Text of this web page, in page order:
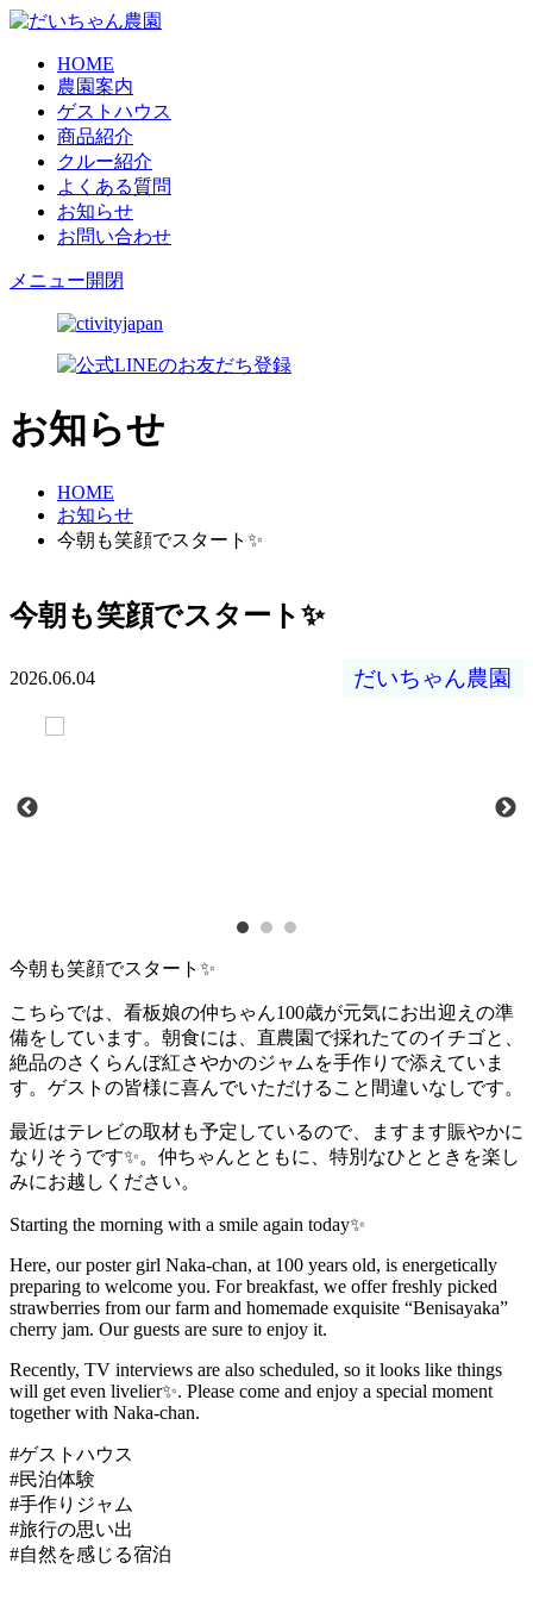
HOME
農園案内
ゲストハウス
商品紹介
クルー紹介
よくある質問
お知らせ
お問い合わせ
メニュー開閉
お知らせ
HOME
お知らせ
今朝も笑顔でスタート✨
今朝も笑顔でスタート✨
2026.06.04 だいちゃん農園
今朝も笑顔でスタート✨
こちらでは、看板娘の仲ちゃん100歳が元気にお出迎えの準
備をしています。朝食には、直農園で採れたてのイチゴと、
絶品のさくらんぼ紅さやかのジャムを手作りで添えていま
す。ゲストの皆様に喜んでいただけること間違いなしです。
最近はテレビの取材も予定しているので、ますます賑やかに
なりそうです✨。仲ちゃんとともに、特別なひとときを楽し
みにお越しください。
Starting the morning with a smile again today✨
Here, our poster girl Naka-chan, at 100 years old, is energetically
preparing to welcome you. For breakfast, we offer freshly picked
strawberries from our farm and homemade exquisite “Benisayaka”
cherry jam. Our guests are sure to enjoy it.
Recently, TV interviews are also scheduled, so it looks like things
will get even livelier✨. Please come and enjoy a special moment
together with Naka-chan.
#ゲストハウス
#民泊体験
#手作りジャム
#旅行の思い出
#自然を感じる宿泊